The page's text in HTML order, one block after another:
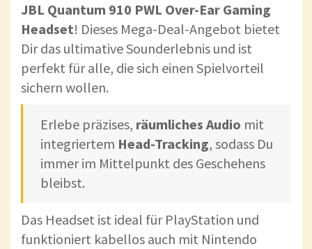
JBL Quantum 910 PWL Over-Ear Gaming
Headset! Dieses Mega-Deal-Angebot bietet
Dir das ultimative Sounderlebnis und ist
perfekt für alle, die sich einen Spielvorteil
sichern wollen.
Erlebe präzises, räumliches Audio mit
integriertem Head-Tracking, sodass Du
immer im Mittelpunkt des Geschehens
bleibst.
Das Headset ist ideal für PlayStation und
funktioniert kabellos auch mit Nintendo